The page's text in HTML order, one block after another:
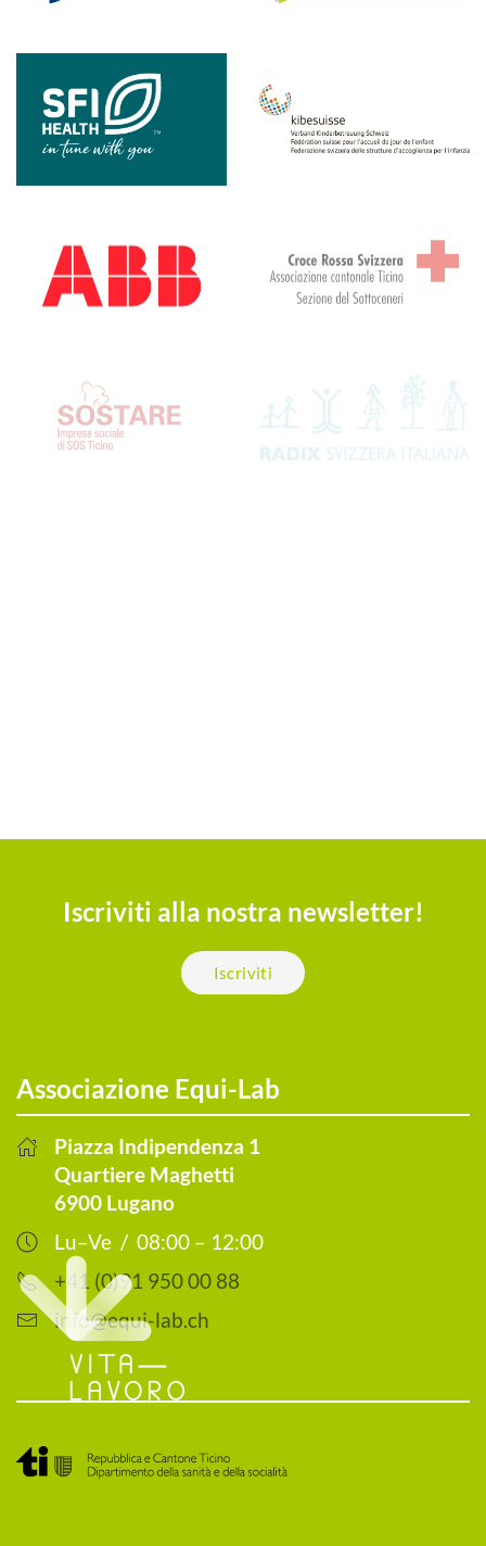
Iscriviti alla nostra newsletter!
Iscriviti
Associazione Equi-Lab
Piazza Indipendenza 1
Quartiere Maghetti
6900 Lugano
Lu–Ve / 08:00 – 12:00
+41 (0)91 950 00 88
info@equi-lab.ch